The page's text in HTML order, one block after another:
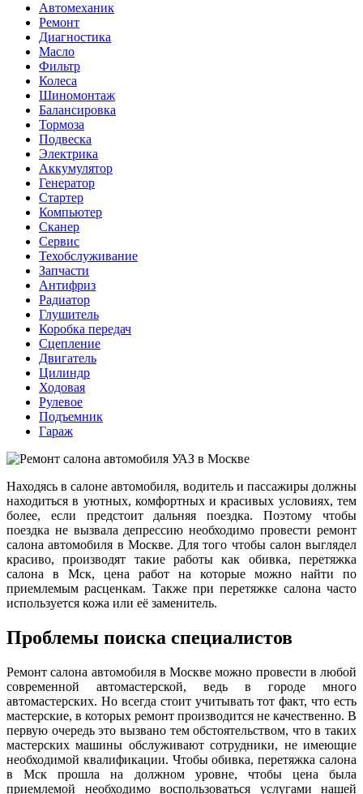
Автомеханик
Ремонт
Диагностика
Масло
Фильтр
Колеса
Шиномонтаж
Балансировка
Тормоза
Подвеска
Электрика
Аккумулятор
Генератор
Стартер
Компьютер
Сканер
Сервис
Техобслуживание
Запчасти
Антифриз
Радиатор
Глушитель
Коробка передач
Сцепление
Двигатель
Цилиндр
Ходовая
Рулевое
Подъемник
Гараж
Находясь в салоне автомобиля, водитель и пассажиры должны
находиться в уютных, комфортных и красивых условиях, тем
более, если предстоит дальняя поездка. Поэтому чтобы
поездка не вызвала депрессию необходимо провести ремонт
салона автомобиля в Москве. Для того чтобы салон выглядел
красиво, производят такие работы как обивка, перетяжка
салона в Мск, цена работ на которые можно найти по
приемлемым расценкам. Также при перетяжке салона часто
используется кожа или её заменитель.
Проблемы поиска специалистов
Ремонт салона автомобиля в Москве можно провести в любой
современной автомастерской, ведь в городе много
автомастерских. Но всегда стоит учитывать тот факт, что есть
мастерские, в которых ремонт производится не качественно. В
первую очередь это вызвано тем обстоятельством, что в таких
мастерских машины обслуживают сотрудники, не имеющие
необходимой квалификации. Чтобы обивка, перетяжка салона
в Мск прошла на должном уровне, чтобы цена была
приемлемой необходимо воспользоваться услугами нашей